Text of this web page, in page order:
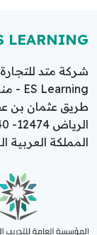
LEARNING
شركة متد للتجارة | س.ت:
ES Learning - منصة رواد الاعمال i-be
طريق عثمان بن
الرياض 12474- 4140
المملكة العربية